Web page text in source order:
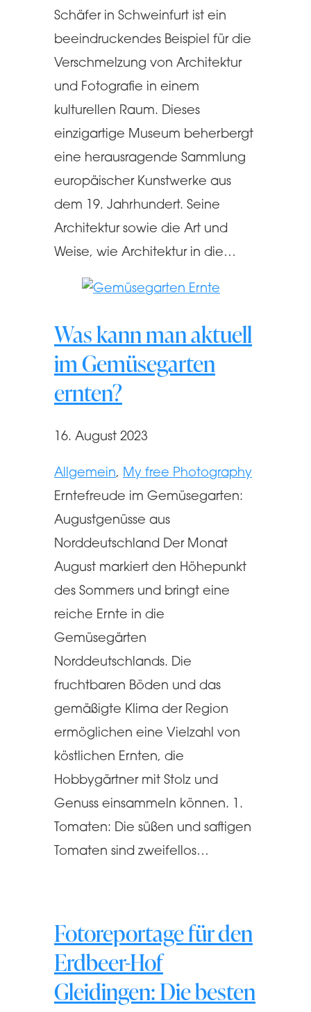
Schäfer in Schweinfurt ist ein
beeindruckendes Beispiel für die
Verschmelzung von Architektur
und Fotografie in einem
kulturellen Raum. Dieses
einzigartige Museum beherbergt
eine herausragende Sammlung
europäischer Kunstwerke aus
dem 19. Jahrhundert. Seine
Architektur sowie die Art und
Weise, wie Architektur in die…
Was kann man aktuell
im Gemüsegarten
ernten?
16. August 2023
Allgemein, My free Photography
Erntefreude im Gemüsegarten:
Augustgenüsse aus
Norddeutschland Der Monat
August markiert den Höhepunkt
des Sommers und bringt eine
reiche Ernte in die
Gemüsegärten
Norddeutschlands. Die
fruchtbaren Böden und das
gemäßigte Klima der Region
ermöglichen eine Vielzahl von
köstlichen Ernten, die
Hobbygärtner mit Stolz und
Genuss einsammeln können. 1.
Tomaten: Die süßen und saftigen
Tomaten sind zweifellos…
Fotoreportage für den
Erdbeer-Hof
Gleidingen: Die besten